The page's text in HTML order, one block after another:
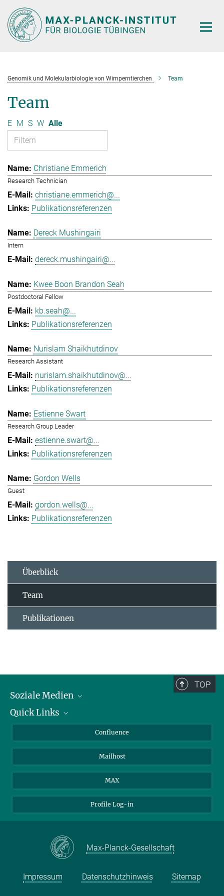
Hauptinhalt
Genomik und Molekularbiologie von Wimperntierchen Team
Team
E M S W Alle
Christiane Emmerich
Research Technician
christiane.emmerich@...
Publikationsreferenzen
Dereck Mushingairi
Intern
dereck.mushingairi@...
Kwee Boon Brandon Seah
Postdoctoral Fellow
kb.seah@...
Publikationsreferenzen
Nurislam Shaikhutdinov
Research Assistant
nurislam.shaikhutdinov@...
Publikationsreferenzen
Estienne Swart
Research Group Leader
estienne.swart@...
Publikationsreferenzen
Gordon Wells
Guest
gordon.wells@...
Publikationsreferenzen
Überblick
Team
Publikationen
TOP
Soziale Medien
LinkedIn
YouTube
Quick Links
Für Journalisten und Journalistinnen
Über Tiere in der Forschung
Ihr Weg zu uns
Confluence
Mailhost
MAX
Profile Log-in
Max-Planck-Gesellschaft
Impressum Datenschutzhinweis Sitemap